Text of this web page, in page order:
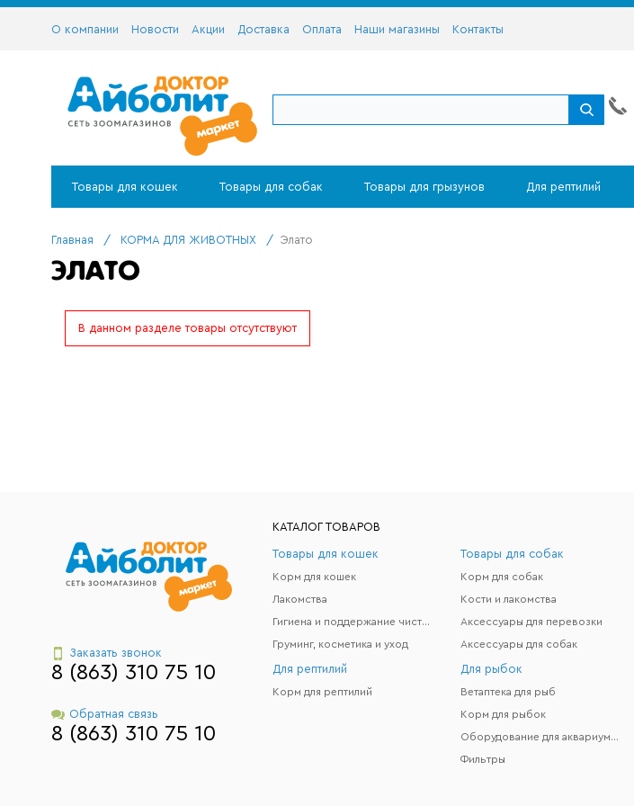
О компании Новости Акции Доставка Оплата Наши магазины Контакты
Товары для кошек Товары для собак Товары для грызунов Для рептилий
Главная / КОРМА ДЛЯ ЖИВОТНЫХ / Элато
ЭЛАТО
В данном разделе товары отсутствуют
Заказать звонок
8 (863) 310 75 10
Обратная связь
8 (863) 310 75 10
КАТАЛОГ ТОВАРОВ
Товары для кошек
Корм для кошек
Лакомства
Гигиена и поддержание чистоты
Груминг, косметика и уход
Товары для собак
Корм для собак
Кости и лакомства
Аксессуары для перевозки
Аксессуары для собак
Для рептилий
Корм для рептилий
Для рыбок
Ветаптека для рыб
Корм для рыбок
Оборудование для аквариумов
Фильтры